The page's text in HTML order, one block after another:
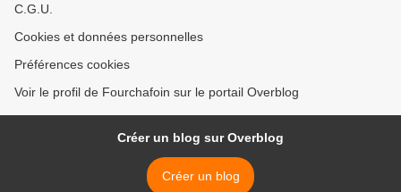
C.G.U.
Cookies et données personnelles
Préférences cookies
Voir le profil de Fourchafoin sur le portail Overblog
Créer un blog sur Overblog
Créer un blog